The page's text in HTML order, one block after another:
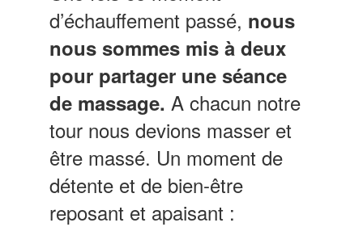
d’échauffement passé, nous
nous sommes mis à deux
pour partager une séance
de massage. A chacun notre
tour nous devions masser et
être massé. Un moment de
détente et de bien-être
reposant et apaisant :